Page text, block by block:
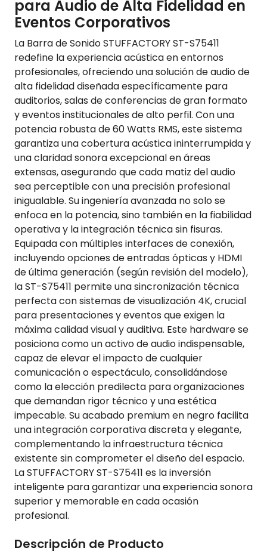
para Audio de Alta Fidelidad en
Eventos Corporativos
La Barra de Sonido STUFFACTORY ST-S75411
redefine la experiencia acústica en entornos
profesionales, ofreciendo una solución de audio de
alta fidelidad diseñada específicamente para
auditorios, salas de conferencias de gran formato
y eventos institucionales de alto perfil. Con una
potencia robusta de 60 Watts RMS, este sistema
garantiza una cobertura acústica ininterrumpida y
una claridad sonora excepcional en áreas
extensas, asegurando que cada matiz del audio
sea perceptible con una precisión profesional
inigualable. Su ingeniería avanzada no solo se
enfoca en la potencia, sino también en la fiabilidad
operativa y la integración técnica sin fisuras.
Equipada con múltiples interfaces de conexión,
incluyendo opciones de entradas ópticas y HDMI
de última generación (según revisión del modelo),
la ST-S75411 permite una sincronización técnica
perfecta con sistemas de visualización 4K, crucial
para presentaciones y eventos que exigen la
máxima calidad visual y auditiva. Este hardware se
posiciona como un activo de audio indispensable,
capaz de elevar el impacto de cualquier
comunicación o espectáculo, consolidándose
como la elección predilecta para organizaciones
que demandan rigor técnico y una estética
impecable. Su acabado premium en negro facilita
una integración corporativa discreta y elegante,
complementando la infraestructura técnica
existente sin comprometer el diseño del espacio.
La STUFFACTORY ST-S75411 es la inversión
inteligente para garantizar una experiencia sonora
superior y memorable en cada ocasión
profesional.
Descripción de Producto